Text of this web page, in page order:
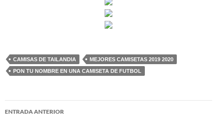
CAMISAS DE TAILANDIA
MEJORES CAMISETAS 2019 2020
PON TU NOMBRE EN UNA CAMISETA DE FUTBOL
Navegación
ENTRADA ANTERIOR